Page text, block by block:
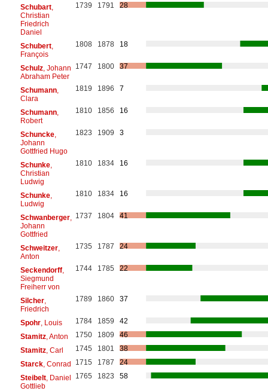
Schubart,
Christian
Friedrich
Daniel
1739 1791 28
Schubert,
François
1808 1878 18
Schulz, Johann
Abraham Peter
1747 1800 37
Schumann,
Clara
1819 1896 7
Schumann,
Robert
1810 1856 16
Schuncke,
Johann
Gottfried Hugo
1823 1909 3
Schunke,
Christian
Ludwig
1810 1834 16
Schunke,
Ludwig
1810 1834 16
Schwanberger,
Johann
Gottfried
1737 1804 41
Schweitzer,
Anton
1735 1787 24
Seckendorff,
Siegmund
Freiherr von
1744 1785 22
Silcher,
Friedrich
1789 1860 37
Spohr, Louis 1784 1859
42
Stamitz, Anton 1750 1809
46
Stamitz, Carl 1745 1801
38
Starck, Conrad 1715 1787
24
Steibelt, Daniel
Gottlieb
1765 1823 58